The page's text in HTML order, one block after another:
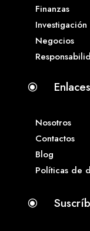
Finanzas
Negocios
\
Nosotros
Contactos
Blog
Políticas de
\